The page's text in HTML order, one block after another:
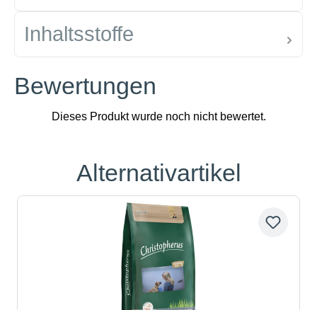
Inhaltsstoffe
Bewertungen
Produktgalerie überspringen
Alternativartikel